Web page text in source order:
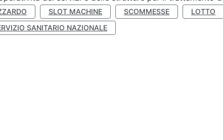
SLOT MACHINE SCOMMESSE
LOTTO
SANITARIO NAZIONALE